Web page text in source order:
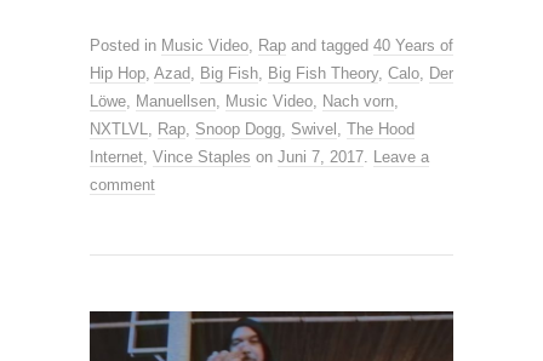
Posted in Music Video, Rap and tagged 40 Years of
Hip Hop, Azad, Big Fish, Big Fish Theory, Calo, Der
Löwe, Manuellsen, Music Video, Nach vorn,
NXTLVL, Rap, Snoop Dogg, Swivel , The Hood
Internet, Vince Staples on Juni 7, 2017. Leave a
comment